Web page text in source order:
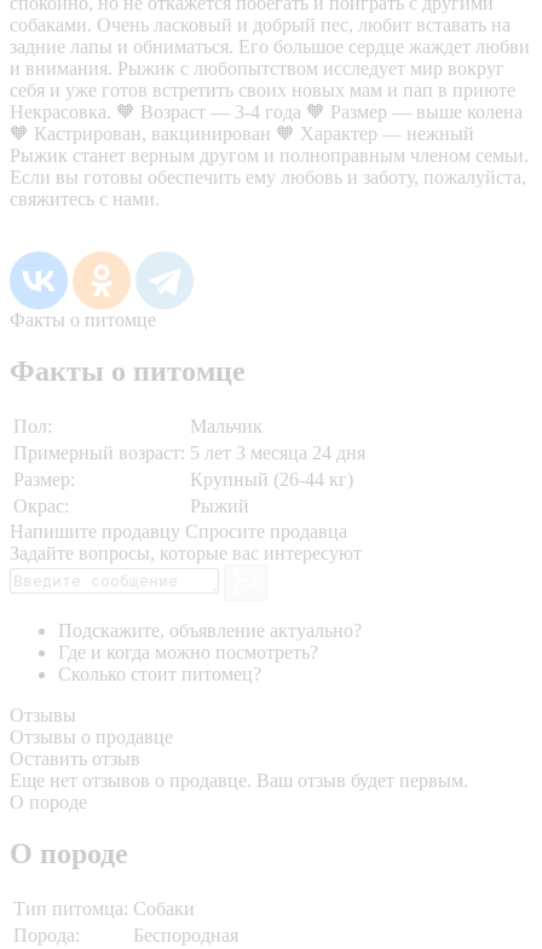
собаками. Очень ласковый и добрый пес, любит вставать на
задние лапы и обниматься. Его большое сердце жаждет любви
и внимания. Рыжик с любопытством исследует мир вокруг
себя и уже готов встретить своих новых мам и пап в приюте
Некрасовка. 🧡 Возраст — 3-4 года 🧡 Размер — выше колена
🧡 Кастрирован, вакцинирован 🧡 Характер — нежный
Рыжик станет верным другом и полноправным членом семьи.
Если вы готовы обеспечить ему любовь и заботу, пожалуйста,
свяжитесь с нами.
Факты о питомце
Факты о питомце
Пол:
Мальчик
Примерный возраст: 5 лет 3 месяца 24 дня
Размер:
Крупный (26-44 кг)
Окрас:
Рыжий
Напишите продавцу Спросите продавца
Задайте вопросы, которые вас интересуют
Подскажите, объявление актуально?
Где и когда можно посмотреть?
Сколько стоит питомец?
Отзывы
Отзывы о продавце
Оставить отзыв
Еще нет отзывов о продавце. Ваш отзыв будет первым.
О породе
О породе
Тип питомца: Собаки
Порода:
Беспородная